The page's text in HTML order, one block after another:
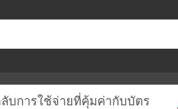
บการใช้จ่ายที่คุ้มค่ากับบัตร